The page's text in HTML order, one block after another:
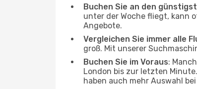
Buchen Sie an den
unter der Woche fliegt, kann
Angebote.
Vergleichen Sie immer alle
groß. Mit unserer
Buchen Sie im Voraus:
London bis zur letzten
haben auch mehr Auswahl